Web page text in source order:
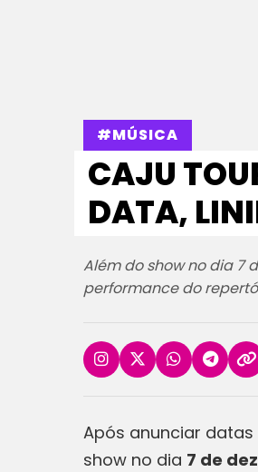
#MÚSICA
CAJU
DATA,
Além do show no dia 7
performance do
Após anunciar datas
show no dia 7 de